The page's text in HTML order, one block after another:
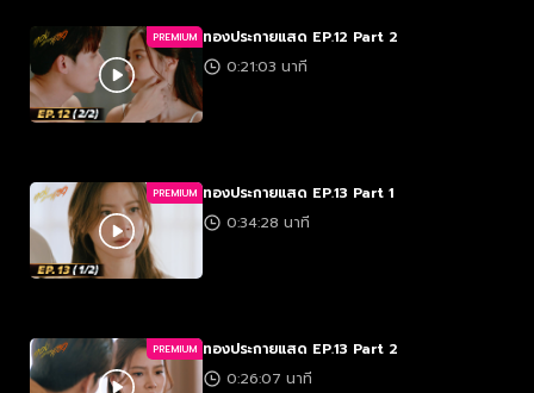
PREMIUM ทองประกายแสด EP.12 Part 2
0:21:03 นาที
PREMIUM ทองประกายแสด EP.13 Part 1
0:34:28 นาที
PREMIUM ทองประกายแสด EP.13 Part 2
0:26:07 นาที